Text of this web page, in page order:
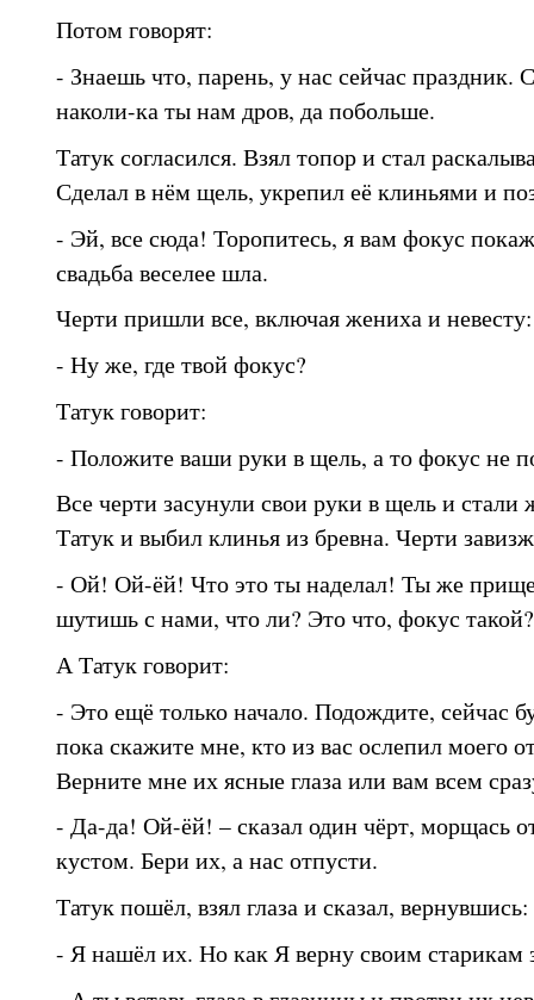
Потом говорят:
- Знаешь что, парень, у нас сейчас праздник.
наколи-ка ты нам дров, да побольше.
Татук согласился. Взял топор и стал
Сделал в нём щель, укрепил её клиньями и
- Эй, все сюда! Торопитесь, я вам фокус
свадьба веселее шла.
Черти пришли все, включая жениха и невесту:
- Ну же, где твой фокус?
Татук говорит:
- Положите ваши руки в щель, а то фокус не
Все черти засунули свои руки в щель и стали
Татук и выбил клинья из бревна. Черти
- Ой! Ой-ёй! Что это ты наделал! Ты же
шутишь с нами, что ли? Это что, фокус такой?
А Татук говорит:
- Это ещё только начало. Подождите, сейчас
пока скажите мне, кто из вас ослепил моего
Верните мне их ясные глаза или вам всем
- Да-да! Ой-ёй! – сказал один чёрт, морщась
кустом. Бери их, а нас отпусти.
Татук пошёл, взял глаза и сказал, вернувшись:
- Я нашёл их. Но как Я верну своим старикам